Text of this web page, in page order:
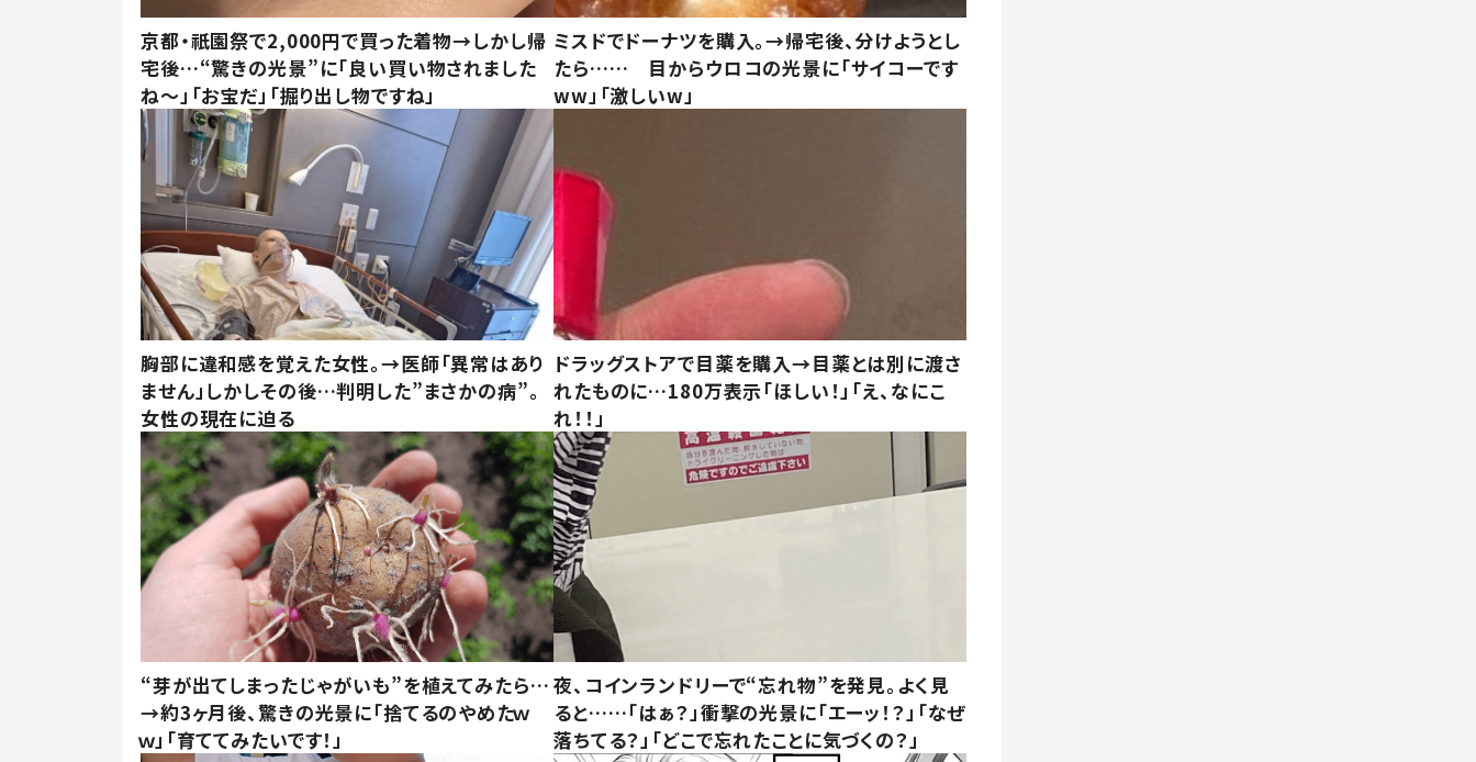
京都・祇園祭で2,000円で買った着物→しかし帰
宅後…“驚きの光景”に「良い買い物されました
ね～」「お宝だ」「掘り出し物ですね」
ミスドでドーナツを購入。→帰宅後、分けようとし
たら…… 目からウロコの光景に「サイコーです
ww」「激しいw」
胸部に違和感を覚えた女性。→医師「異常はあり
ません」しかしその後…判明した”まさかの病”。
女性の現在に迫る
ドラッグストアで目薬を購入→目薬とは別に渡さ
れたものに…180万表示「ほしい！」「え、なにこ
れ！！」
“芽が出てしまったじゃがいも”を植えてみたら…
→約3ヶ月後、驚きの光景に「捨てるのやめたｗ
ｗ」「育ててみたいです！」
夜、コインランドリーで“忘れ物”を発見。よく見
ると……「はぁ？」衝撃の光景に「エーッ！？」「なぜ
落ちてる？」「どこで忘れたことに気づくの？」